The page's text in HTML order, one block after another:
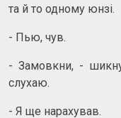
та й то одному юнзі.
- Пью, чув.
- Замовкни, -
слухаю.
- Я ще нарахував.